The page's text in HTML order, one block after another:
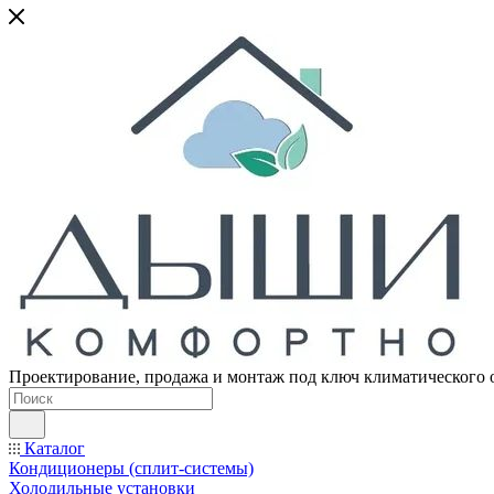
Проектирование, продажа и монтаж под ключ климатического
Каталог
Кондиционеры (сплит-системы)
Холодильные установки